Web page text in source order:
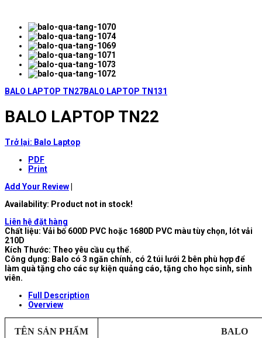
BALO LAPTOP TN27BALO LAPTOP TN131
BALO LAPTOP TN22
Trở lại: Balo Laptop
PDF
Print
Add Your Review|
Availability: Product not in stock!
Liên hệ đặt hàng
Chất liệu: Vải bố 600D PVC hoặc 1680D PVC màu tùy chọn, lót vải
210D
Kích Thước: Theo yêu cầu cụ thể.
Công dụng: Balo có 3 ngăn chính, có 2 túi lưới 2 bên phù hợp để
làm quà tặng cho các sự kiện quảng cáo, tặng cho học sinh, sinh
viên.
Full Description
Overview
TÊN SẢN PHẨM BALO